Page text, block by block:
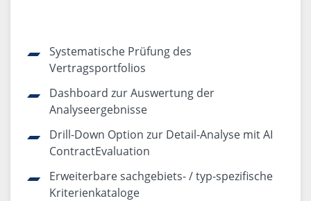
Systematische Prüfung des
Vertragsportfolios
Dashboard zur Auswertung der
Analyseergebnisse
Drill-Down Option zur Detail-Analyse mit AI
ContractEvaluation
Erweiterbare sachgebiets- / typ-spezifische
Kriterienkataloge